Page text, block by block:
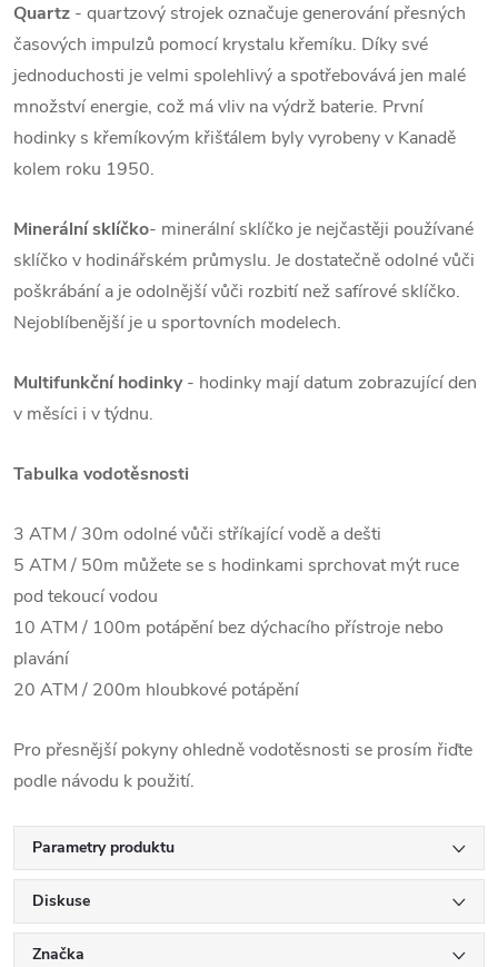
Quartz - quartzový strojek označuje generování přesných
časových impulzů pomocí krystalu křemíku. Díky své
jednoduchosti je velmi spolehlivý a spotřebovává jen malé
množství energie, což má vliv na výdrž baterie. První
hodinky s křemíkovým křišťálem byly vyrobeny v Kanadě
kolem roku 1950.
Minerální sklíčko- minerální sklíčko je nejčastěji používané
sklíčko v hodinářském průmyslu. Je dostatečně odolné vůči
poškrábání a je odolnější vůči rozbití než safírové sklíčko.
Nejoblíbenější je u sportovních modelech.
Multifunkční hodinky- hodinky mají datum zobrazující den
v měsíci i v týdnu.
Tabulka vodotěsnosti
3 ATM / 30m odolné vůči stříkající vodě a dešti
5 ATM / 50m můžete se s hodinkami sprchovat mýt ruce
pod tekoucí vodou
10 ATM / 100m potápění bez dýchacího přístroje nebo
plavání
20 ATM / 200m hloubkové potápění
Pro přesnější pokyny ohledně vodotěsnosti se prosím řiďte
podle návodu k použití.
Parametry produktu
Diskuse
Značka